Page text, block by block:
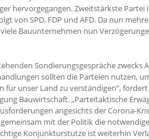
hervorgegangen. Zweitstärkste
von SPD, FDP und AFD. Da nun
Bauunternehmen nun
Sondierungsgespräche zwecks
sollten die Parteien nutzen,
für unser Land zu verständigen“,
Bauwirtschaft. „Parteitaktische
angesichts der Corona-
mit der Politik die
Konjunkturstütze ist weiterhin